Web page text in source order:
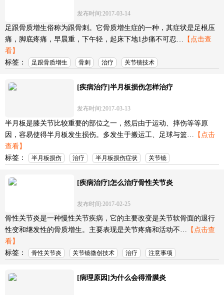
发布时间:2017-03-14
足跟骨质增生俗称为跟骨刺。它骨质增生症的一种，其症状是足根压
痛，脚底疼痛，早晨重，下午轻，起床下地1步痛不可忍… 【点击查
看】
标签：
足跟骨质增生 骨刺 治疗 关节镜技术
[疾病治疗]半月板损伤怎样治疗
发布时间:2017-03-13
半月板是膝关节比较重要的部位之一，然后由于运动、摔伤等等原
因，容易使得半月板发生损伤。多发生于搬运工、足球与篮…
【点击
查看】
标签：
半月板损伤 治疗 半月板损伤症状 关节镜
[疾病治疗]怎么治疗骨性关节炎
发布时间:2017-02-25
骨性关节炎是一种慢性关节疾病，它的主要改变是关节软骨面的退行
性变和继发性的骨质增生。主要表现是关节疼痛和活动不… 【点击查
看】
标签：
骨性关节炎 关节镜微创技术 治疗 注意事项
[病理原因]为什么会得滑膜炎